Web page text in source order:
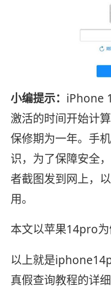
小编提示： iPhone
激活的时间开始计
保修期为一年。手
识，为了保障安全
者截图发到网上，
用。
本文以苹果14pro
以上就是
真假查询教程的详